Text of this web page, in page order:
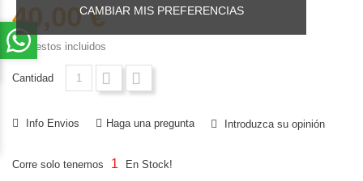
CAMBIAR MIS PREFERENCIAS
40,00 €
Impuestos incluidos
Cantidad
Info Envios Haga una pregunta Introduzca su opinión
Corre solo tenemos 1 En Stock!